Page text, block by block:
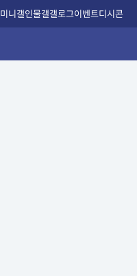
미니갤인물갤갤로그이벤트디시콘